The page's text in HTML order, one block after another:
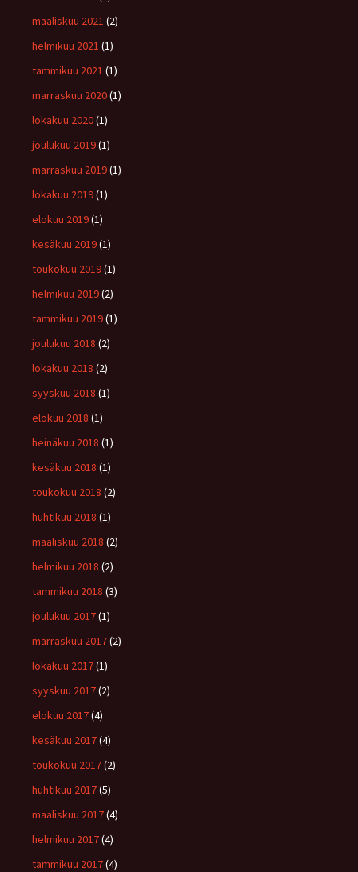
maaliskuu 2021 (2)
helmikuu 2021 (1)
tammikuu 2021 (1)
marraskuu 2020(1)
lokakuu 2020(1)
joulukuu 2019(1)
marraskuu 2019(1)
lokakuu 2019(1)
elokuu 2019(1)
kesäkuu 2019(1)
toukokuu 2019(1)
helmikuu 2019(2)
tammikuu 2019(1)
joulukuu 2018 (2)
lokakuu 2018 (2)
syyskuu 2018 (1)
elokuu 2018 (1)
heinäkuu 2018 (1)
kesäkuu 2018 (1)
toukokuu 2018 (2)
huhtikuu 2018 (1)
maaliskuu 2018 (2)
helmikuu 2018 (2)
tammikuu 2018 (3)
joulukuu 2017(1)
marraskuu 2017(2)
lokakuu 2017(1)
syyskuu 2017(2)
elokuu 2017(4)
kesäkuu 2017(4)
toukokuu 2017(2)
huhtikuu 2017(5)
maaliskuu 2017(4)
helmikuu 2017(4)
tammikuu 2017(4)